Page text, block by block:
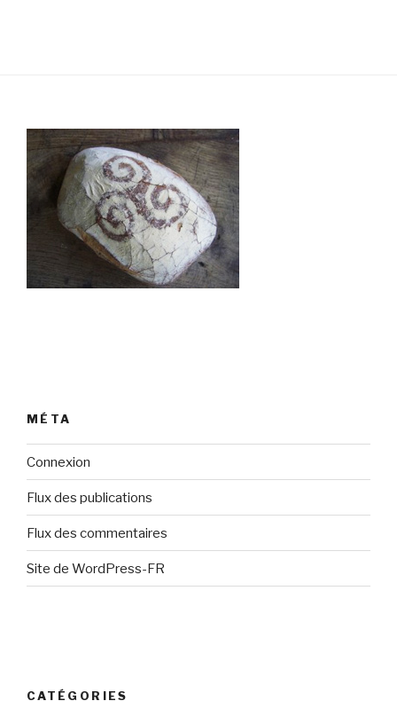
MÉTA
Connexion
Flux des publications
Flux des commentaires
Site de WordPress-FR
CATÉGORIES